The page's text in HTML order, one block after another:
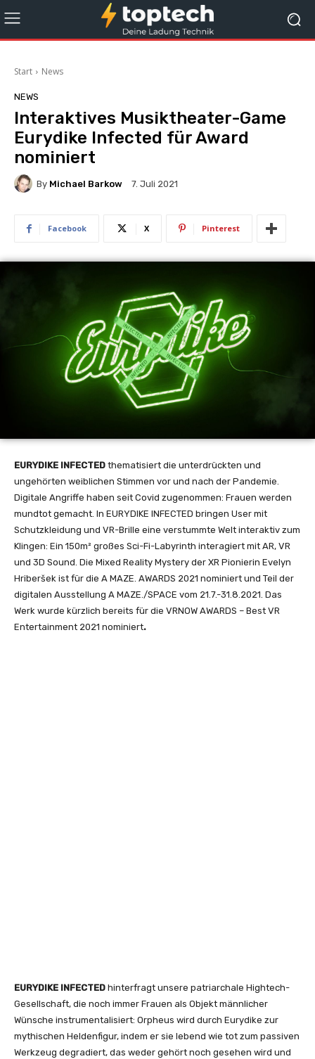
Start News
NEWS
Interaktives Musiktheater-Game
Eurydike Infected für Award
nominiert
By Michael Barkow 7. Juli 2021
Facebook X Pinterest
EURYDIKE INFECTED thematisiert die unterdrückten und
ungehörten weiblichen Stimmen vor und nach der Pandemie.
Digitale Angriffe haben seit Covid zugenommen: Frauen werden
mundtot gemacht. In EURYDIKE INFECTED bringen User mit
Schutzkleidung und VR-Brille eine verstummte Welt interaktiv zum
Klingen: Ein 150m² großes Sci-Fi-Labyrinth interagiert mit AR, VR
und 3D Sound. Die Mixed Reality Mystery der XR Pionierin Evelyn
Hriberšek ist für die A MAZE. AWARDS 2021 nominiert und Teil der
digitalen Ausstellung A MAZE./SPACE vom 21.7.-31.8.2021. Das
Werk wurde kürzlich bereits für die VRNOW AWARDS – Best VR
Entertainment 2021 nominiert.
EURYDIKE INFECTED hinterfragt unsere patriarchale Hightech-
Gesellschaft, die noch immer Frauen als Objekt männlicher
Wünsche instrumentalisiert: Orpheus wird durch Eurydike zur
mythischen Heldenfigur, indem er sie lebend wie tot zum passiven
Werkzeug degradiert, das weder gehört noch gesehen wird und